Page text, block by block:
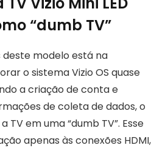
“dumb TV”
deste modelo está na
o sistema Vizio OS quase
a criação de conta e
de coleta de dados, o
TV em uma “dumb TV”. Esse
apenas às conexões HDMI,